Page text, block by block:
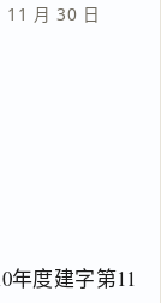
11 月 30 日
年度建字第11